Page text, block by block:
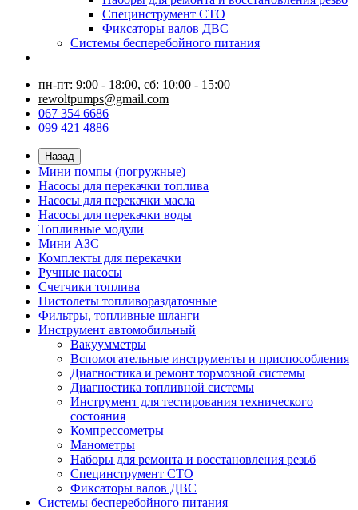
Специнструмент СТО
Фиксаторы валов ДВС
Системы бесперебойного питания
пн-пт: 9:00 - 18:00, сб: 10:00 - 15:00
rewoltpumps@gmail.com
067 354 6686
099 421 4886
Назад
Мини помпы (погружные)
Насосы для перекачки топлива
Насосы для перекачки масла
Насосы для перекачки воды
Топливные модули
Мини АЗС
Комплекты для перекачки
Ручные насосы
Счетчики топлива
Пистолеты топливораздаточные
Фильтры, топливные шланги
Инструмент автомобильный
Вакуумметры
Вспомогательные инструменты и приспособления
Диагностика и ремонт тормозной системы
Диагностика топливной системы
Инструмент для тестирования технического
состояния
Компрессометры
Манометры
Наборы для ремонта и восстановления резьб
Специнструмент СТО
Фиксаторы валов ДВС
Системы бесперебойного питания